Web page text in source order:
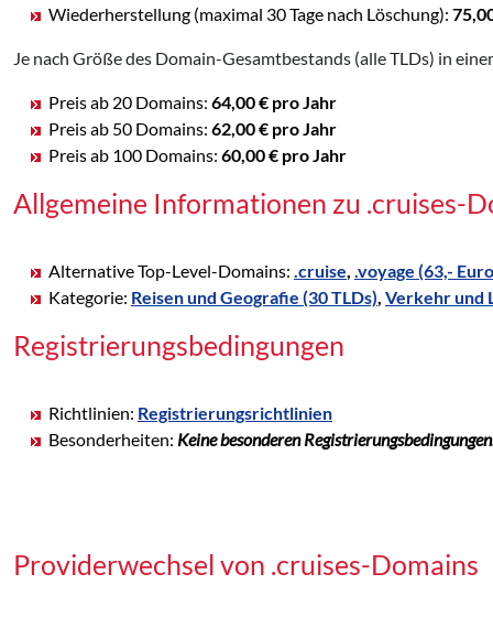
Wiederherstellung (maximal 30 Tage nach Löschung):
Je nach Größe des Domain-Gesamtbestands (alle TLDs) in
Preis ab 20 Domains: 64,00 € pro Jahr
Preis ab 50 Domains: 62,00 € pro Jahr
Preis ab 100 Domains: 60,00 € pro Jahr
Allgemeine Informationen zu .cruises-
Alternative Top-Level-Domains: .cruise .voyage (63,-
Kategorie: Reisen und Geografie (30 TLDs) Verkehr und
Registrierungsbedingungen
Richtlinien: Registrierungsrichtlinien
Besonderheiten: Keine besonderen
Providerwechsel von .cruises-Domains